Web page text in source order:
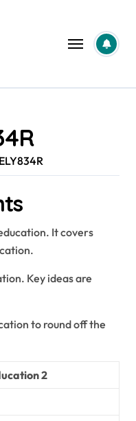
It covers
Key ideas are
to round off the
2